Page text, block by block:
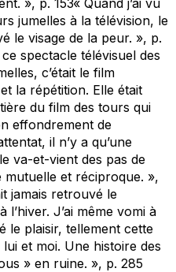
jumelles à la télévision, le
le visage de la peur. », p.
spectacle télévisuel des
c’était le film
la répétition. Elle était
du film des tours qui
effondrement de
il n’y a qu’une
va-et-vient des pas de
mutuelle et réciproque. »,
jamais retrouvé le
J’ai même vomi à
le plaisir, tellement cette
et moi. Une histoire des
» en ruine. », p. 285